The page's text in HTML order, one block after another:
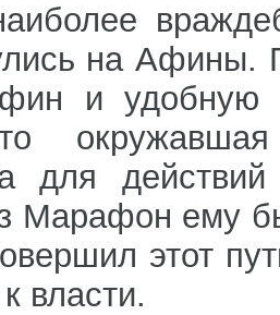
на Афины.
и удобную
для
Марафон ему
этот
власти.